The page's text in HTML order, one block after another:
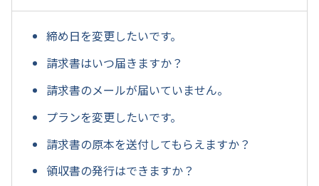
締め日を変更したいです。
請求書はいつ届きますか？
請求書のメールが届いていません。
プランを変更したいです。
請求書の原本を送付してもらえますか？
領収書の発行はできますか？